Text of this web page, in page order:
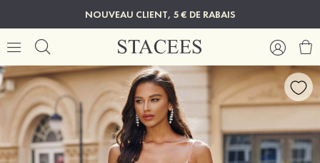
NOUVEAU CLIENT, 5 € DE RABAIS